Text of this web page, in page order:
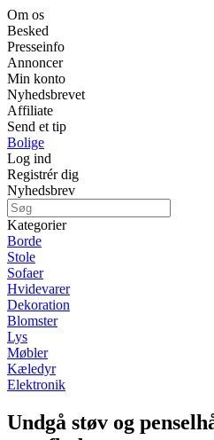
Om os
Besked
Presseinfo
Annoncer
Min konto
Nyhedsbrevet
Affiliate
Send et tip
Bolige
Log ind
Registrér dig
Nyhedsbrev
Kategorier
Borde
Stole
Sofaer
Hvidevarer
Dekoration
Blomster
Lys
Møbler
Kæledyr
Elektronik
Undgå støv og